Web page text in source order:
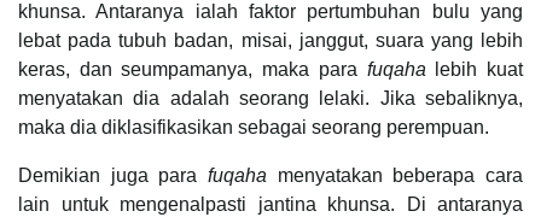
khunsa. Antaranya ialah faktor pertumbuhan bulu yang
lebat pada tubuh badan, misai, janggut, suara yang lebih
keras, dan seumpamanya, maka para fuqaha lebih kuat
menyatakan dia adalah seorang lelaki. Jika sebaliknya,
maka dia diklasifikasikan sebagai seorang perempuan.
Demikian juga para fuqaha menyatakan beberapa cara
lain untuk mengenalpasti jantina khunsa. Di antaranya